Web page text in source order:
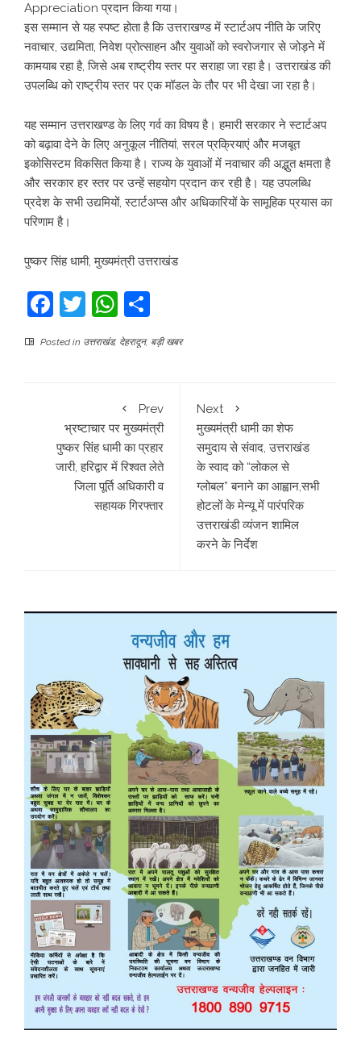
Appreciation प्रदान किया गया।
इस सम्मान से यह स्पष्ट होता है कि उत्तराखण्ड में स्टार्टअप नीति के जरिए
नवाचार, उद्यमिता, निवेश प्रोत्साहन और युवाओं को स्वरोजगार से जोड़ने में
कामयाब रहा है, जिसे अब राष्ट्रीय स्तर पर सराहा जा रहा है। उत्तराखंड की
उपलब्धि को राष्ट्रीय स्तर पर एक मॉडल के तौर पर भी देखा जा रहा है।
यह सम्मान उत्तराखण्ड के लिए गर्व का विषय है। हमारी सरकार ने स्टार्टअप
को बढ़ावा देने के लिए अनुकूल नीतियां, सरल प्रक्रियाएं और मजबूत
इकोसिस्टम विकसित किया है। राज्य के युवाओं में नवाचार की अद्भुत क्षमता है
और सरकार हर स्तर पर उन्हें सहयोग प्रदान कर रही है। यह उपलब्धि
प्रदेश के सभी उद्यमियों, स्टार्टअप्स और अधिकारियों के सामूहिक प्रयास का
परिणाम है।
पुष्कर सिंह धामी, मुख्यमंत्री उत्तराखंड
Facebook
TwitterWhatsApp
Posted in उत्तराखंड, देहरादून, बड़ी खबर
Prev
भ्रष्टाचार पर मुख्यमंत्री
पुष्कर सिंह धामी का प्रहार
जारी, हरिद्वार में रिश्वत लेते
जिला पूर्ति अधिकारी व
सहायक गिरफ्तार
Next
मुख्यमंत्री धामी का शेफ
समुदाय से संवाद, उत्तराखंड
के स्वाद को “लोकल से
ग्लोबल” बनाने का आह्वान,सभी
होटलों के मेन्यू में पारंपरिक
उत्तराखंडी व्यंजन शामिल
करने के निर्देश